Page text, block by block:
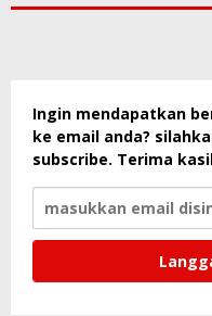
Ingin mendapatkan
ke email anda?
subscribe. Terima